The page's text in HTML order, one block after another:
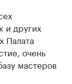
и других
Палата
очень
мастеров